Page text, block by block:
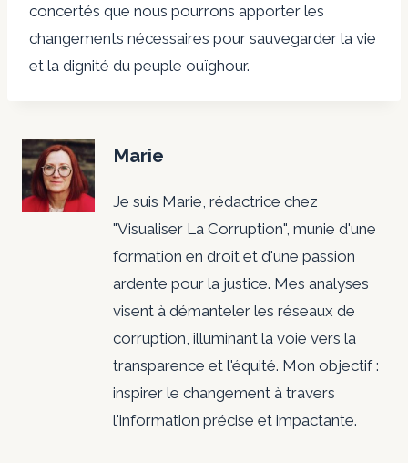
concertés que nous pourrons apporter les
changements nécessaires pour sauvegarder la vie
et la dignité du peuple ouïghour.
Marie
Je suis Marie, rédactrice chez
"Visualiser La Corruption", munie d'une
formation en droit et d'une passion
ardente pour la justice. Mes analyses
visent à démanteler les réseaux de
corruption, illuminant la voie vers la
transparence et l'équité. Mon objectif :
inspirer le changement à travers
l'information précise et impactante.